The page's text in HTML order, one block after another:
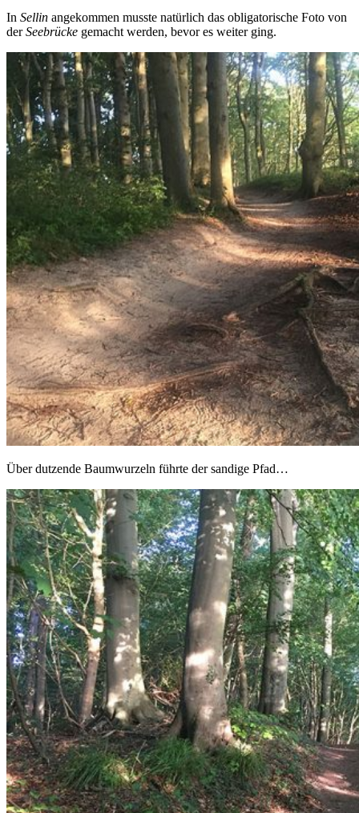
In Sellin angekommen musste natürlich das obligatorische Foto von
derSeebrücke gemacht werden, bevor es weiter ging.
Über dutzende Baumwurzeln führte der sandige Pfad…